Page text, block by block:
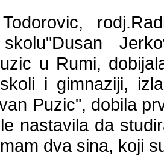
u Rumi,
i gimnaziji,
Puzic", dobila
nastavila da
dva sina, koji